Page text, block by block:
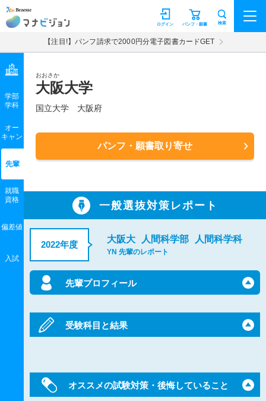
マナビジョン パンフ・願書
ログイン 検索
【注目!】パンフ請求で2000円分電子図書カードGET
おおさか
大阪大学
国立大学 大阪府
パンフ・願書取り寄せ
学部
学科
オー
キャン
先輩
就職
資格
偏差値
入試
一般選抜対策レポート
2022年度
大阪大 人間科学部 人間科学科
YN 先輩のレポート
先輩プロフィール
受験科目と結果
オススメの試験対策・後悔していること